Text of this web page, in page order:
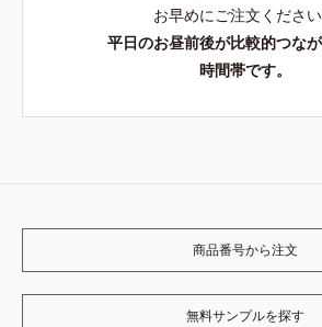
お早めにご注文ください
平日のお昼前後が比較的つな
時間帯です。
商品番号から注文
無料サンプルを探す